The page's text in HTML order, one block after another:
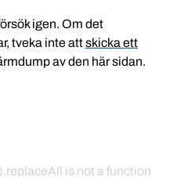
igen. Om det
tveka inte attskicka ett
av den här sidan.
is not a function